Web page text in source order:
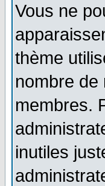
Vous ne
thème
nombre de
membres.
inutiles